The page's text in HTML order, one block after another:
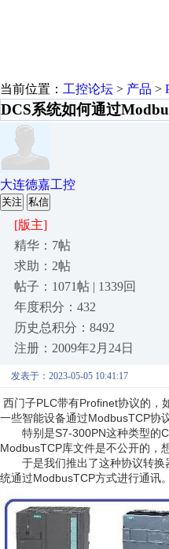
当前位置： 工控论坛 > 产品 >
DCS系统如何通过
大连德嘉工控
关注 私信
[版主]
精华：7帖
求助：2帖
帖子：1071帖 | 1339回
年度积分：432
历史总积分：8492
注册：2009年2月24日
发表于：2023-05-05 10:41:17
西门子PLC带有Profinet协议的，
一些智能设备通过ModbusTCP协
特别是S7-300PN这种类型的
ModbusTCP库文件是不公开的，
于是我们推出了这种协议转换
统通过ModbusTCP方式进行通讯。